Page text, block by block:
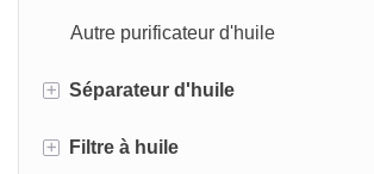
Autre purificateur d'huile
+ Séparateur d'huile
Séparateur centrifuge d'huile
+ Filtre à huile